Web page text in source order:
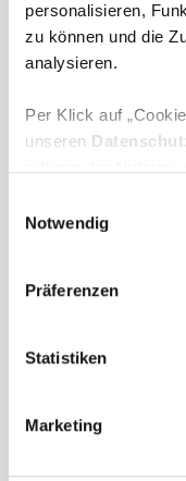
personalisieren,
zu können und die
analysieren.
Per Klick auf
unseren
Zum Website
Notwendig
Präferenzen
Statistiken
Marketing
digitalen
Online-
Jetzt